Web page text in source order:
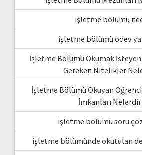
işletme bölümü
işletme bölümü ödev
İşletme Bölümü Okumak
Gereken Nitelikler
İşletme Bölümü Okuyan
İmkanları
işletme bölümü soru
işletme bölümünde okutulan